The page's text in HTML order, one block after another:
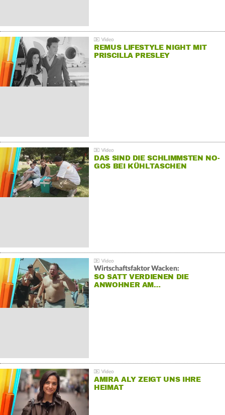
REMUS LIFESTYLE NIGHT MIT
PRISCILLA PRESLEY
DAS SIND DIE SCHLIMMSTEN NO-
GOS BEI KÜHLTASCHEN
Wirtschaftsfaktor Wacken:
SO SATT VERDIENEN DIE
ANWOHNER AM…
AMIRA ALY ZEIGT UNS IHRE
HEIMAT